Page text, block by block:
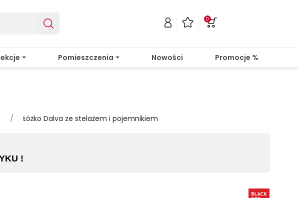
0
Pomieszczenia Nowości Promocje %
Łóżko Dalva ze stelażem i pojemnikiem
!